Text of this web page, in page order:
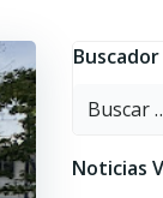
Buscar:
Noticias